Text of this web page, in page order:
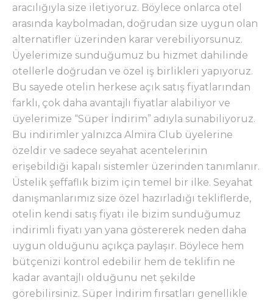
aracılığıyla size iletiyoruz. Böylece onlarca otel
arasında kaybolmadan, doğrudan size uygun olan
alternatifler üzerinden karar verebiliyorsunuz.
Üyelerimize sunduğumuz bu hizmet dahilinde
otellerle doğrudan ve özel iş birlikleri yapıyoruz.
Bu sayede otelin herkese açık satış fiyatlarından
farklı, çok daha avantajlı fiyatlar alabiliyor ve
üyelerimize “Süper İndirim” adıyla sunabiliyoruz.
Bu indirimler yalnızca Almira Club üyelerine
özeldir ve sadece seyahat acentelerinin
erişebildiği kapalı sistemler üzerinden tanımlanır.
Üstelik şeffaflık bizim için temel bir ilke. Seyahat
danışmanlarımız size özel hazırladığı tekliflerde,
otelin kendi satış fiyatı ile bizim sunduğumuz
indirimli fiyatı yan yana göstererek neden daha
uygun olduğunu açıkça paylaşır. Böylece hem
bütçenizi kontrol edebilir hem de teklifin ne
kadar avantajlı olduğunu net şekilde
görebilirsiniz. Süper İndirim fırsatları genellikle